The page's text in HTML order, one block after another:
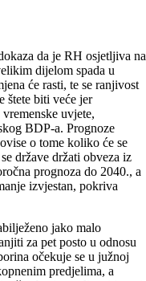
da je RH osjetljiva na
dijelom spada u
će rasti, te se ranjivost
štete biti veće jer
uvjete,
BDP-a. Prognoze
o tome koliko će se
države držati obveza iz
prognoza do 2040., a
izvjestan, pokriva
jako malo
za pet posto u odnosu
očekuje se u južnoj
predjelima, a